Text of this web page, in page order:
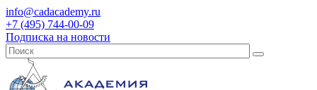
info@cadacademy.ru
+7 (495) 744-00-09
Подписка на новости